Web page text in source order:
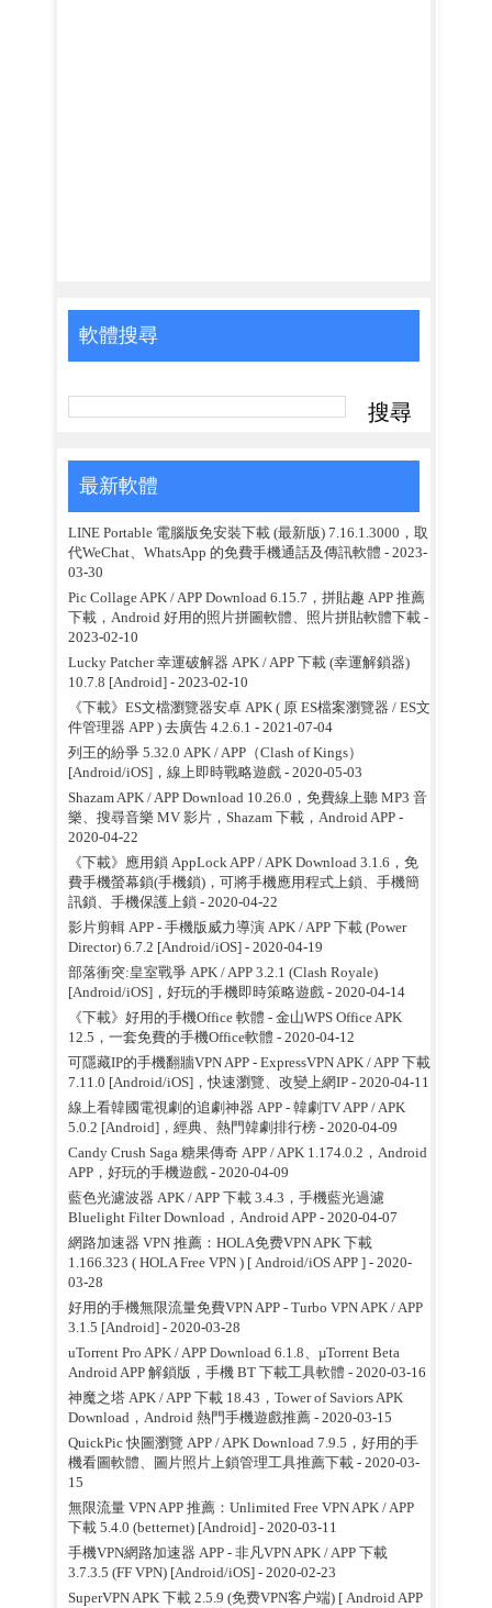
軟體搜尋
最新軟體
LINE Portable 電腦版免安裝下載 (最新版) 7.16.1.3000，取
代WeChat、WhatsApp 的免費手機通話及傳訊軟體 - 2023-
03-30
Pic Collage APK / APP Download 6.15.7，拼貼趣 APP 推薦
下載，Android 好用的照片拼圖軟體、照片拼貼軟體下載-
2023-02-10
Lucky Patcher 幸運破解器 APK / APP 下載 (幸運解鎖器)
10.7.8 [Android] - 2023-02-10
《下載》ES文檔瀏覽器安卓 APK ( 原 ES檔案瀏覽器 / ES文
件管理器 APP ) 去廣告 4.2.6.1 - 2021-07-04
列王的紛爭 5.32.0 APK / APP（Clash of Kings）
[Android/iOS]，線上即時戰略遊戲- 2020-05-03
Shazam APK / APP Download 10.26.0，免費線上聽 MP3 音
樂、搜尋音樂 MV 影片，Shazam 下載，Android APP-
2020-04-22
《下載》應用鎖 AppLock APP / APK Download 3.1.6，免
費手機螢幕鎖(手機鎖)，可將手機應用程式上鎖、手機簡
訊鎖、手機保護上鎖 - 2020-04-22
影片剪輯 APP - 手機版威力導演 APK / APP 下載 (Power
Director) 6.7.2 [Android/iOS]- 2020-04-19
部落衝突:皇室戰爭 APK / APP 3.2.1 (Clash Royale)
[Android/iOS]，好玩的手機即時策略遊戲- 2020-04-14
《下載》好用的手機Office 軟體 - 金山WPS Office APK
12.5，一套免費的手機Office軟體 - 2020-04-12
可隱藏IP的手機翻牆VPN APP - ExpressVPN APK / APP 下載
7.11.0 [Android/iOS]，快速瀏覽、改變上網IP- 2020-04-11
線上看韓國電視劇的追劇神器 APP - 韓劇TV APP / APK
5.0.2 [Android]，經典、熱門韓劇排行榜- 2020-04-09
Candy Crush Saga 糖果傳奇 APP / APK 1.174.0.2，Android
APP，好玩的手機遊戲- 2020-04-09
藍色光濾波器 APK / APP 下載 3.4.3，手機藍光過濾
Bluelight Filter Download，Android APP- 2020-04-07
網路加速器 VPN 推薦：HOLA免费VPN APK 下載
1.166.323 ( HOLA Free VPN ) [ Android/iOS APP ]- 2020-
03-28
好用的手機無限流量免費VPN APP - Turbo VPN APK / APP
3.1.5 [Android]- 2020-03-28
uTorrent Pro APK / APP Download 6.1.8、µTorrent Beta
Android APP 解鎖版，手機 BT 下載工具軟體 - 2020-03-16
神魔之塔 APK / APP 下載 18.43，Tower of Saviors APK
Download，Android 熱門手機遊戲推薦- 2020-03-15
QuickPic 快圖瀏覽 APP / APK Download 7.9.5，好用的手
機看圖軟體、圖片照片上鎖管理工具推薦下載- 2020-03-
15
無限流量 VPN APP 推薦：Unlimited Free VPN APK / APP
下載 5.4.0 (betternet) [Android]- 2020-03-11
手機VPN網路加速器 APP - 非凡VPN APK / APP 下載
3.7.3.5 (FF VPN) [Android/iOS]- 2020-02-23
SuperVPN APK 下載 2.5.9 (免费VPN客户端) [ Android APP